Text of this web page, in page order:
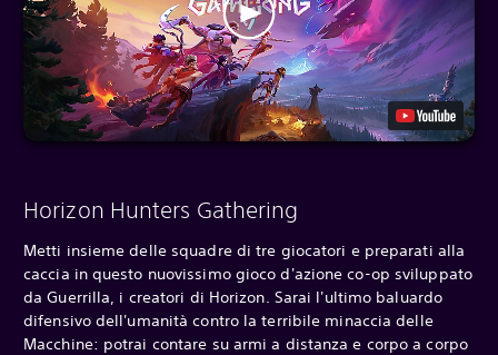
Horizon Hunters Gathering
Metti insieme delle squadre di tre giocatori e preparati alla
caccia in questo nuovissimo gioco d'azione co-op sviluppato
da Guerrilla, i creatori di Horizon. Sarai l'ultimo baluardo
difensivo dell'umanità contro la terribile minaccia delle
Macchine: potrai contare su armi a distanza e corpo a corpo